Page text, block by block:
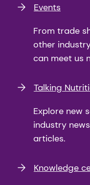
Events
From trade
other
can meet us
Talking
Explore new
industry
articles.
Knowledge